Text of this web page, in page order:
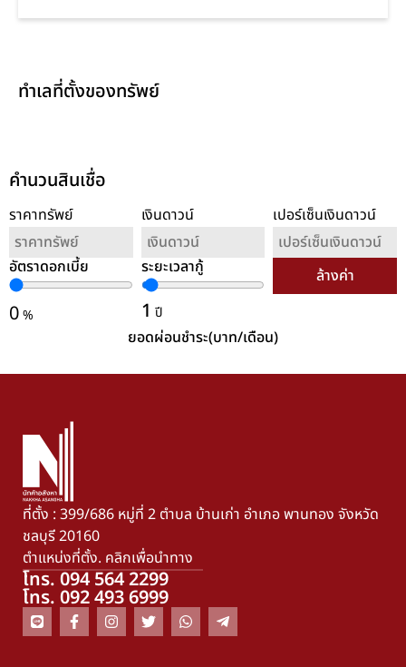
ทำเลที่ตั้งของทรัพย์
คำนวนสินเชื่อ
ราคาทรัพย์ เงินดาวน์ เปอร์เซ็นเงินดาวน์
อัตราดอกเบี้ย
0%
ระยะเวลากู้
1 ปี
ล้างค่า
ยอดผ่อนชำระ(บาท/เดือน)
ที่ตั้ง : 399/686 หมู่ที่ 2 ตำบล บ้านเก่า อำเภอ พานทอง จังหวัด
ชลบุรี 20160
ตำแหน่งที่ตั้ง. คลิกเพื่อนำทาง
โทร. 094 564 2299
โทร. 092 493 6999